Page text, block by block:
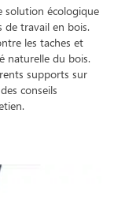
solution écologique
de travail en bois.
les taches et
naturelle du bois.
supports sur
conseils